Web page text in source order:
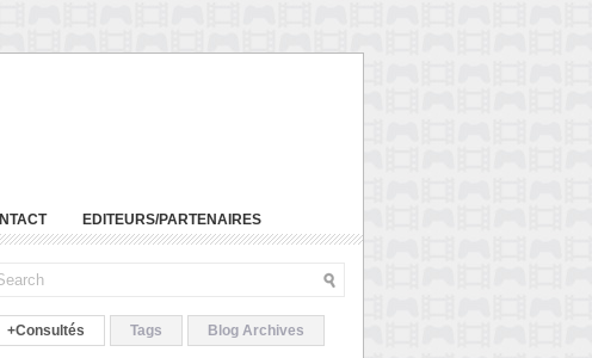
EDITEURS/PARTENAIRES
+Consultés Tags Blog Archives